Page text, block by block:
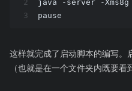
2
3
java -server -Xms8g
pause
这样就完成了启动脚本的编写。
（也就是在一个文件夹内既要看